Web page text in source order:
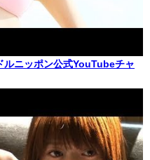
ルニッポン公式YouTubeチャ